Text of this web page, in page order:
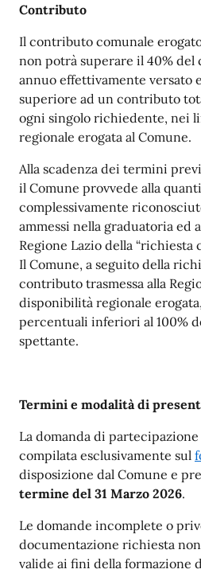
Contributo
Il contributo comunale
non potrà superare il 40% del
annuo effettivamente versato
superiore ad un contributo
ogni singolo richiedente, nei
regionale erogata al Comune.
Alla scadenza dei termini
il Comune provvede alla
complessivamente
ammessi nella graduatoria ed
Regione Lazio della “richiesta
Il Comune, a seguito della
contributo trasmessa alla
disponibilità regionale
percentuali inferiori al 100%
spettante.
Termini e modalità di
La domanda di partecipazione
compilata esclusivamente sul
disposizione dal Comune e
termine del 31 Marzo 2026.
Le domande incomplete o
documentazione richiesta
valide ai fini della formazione